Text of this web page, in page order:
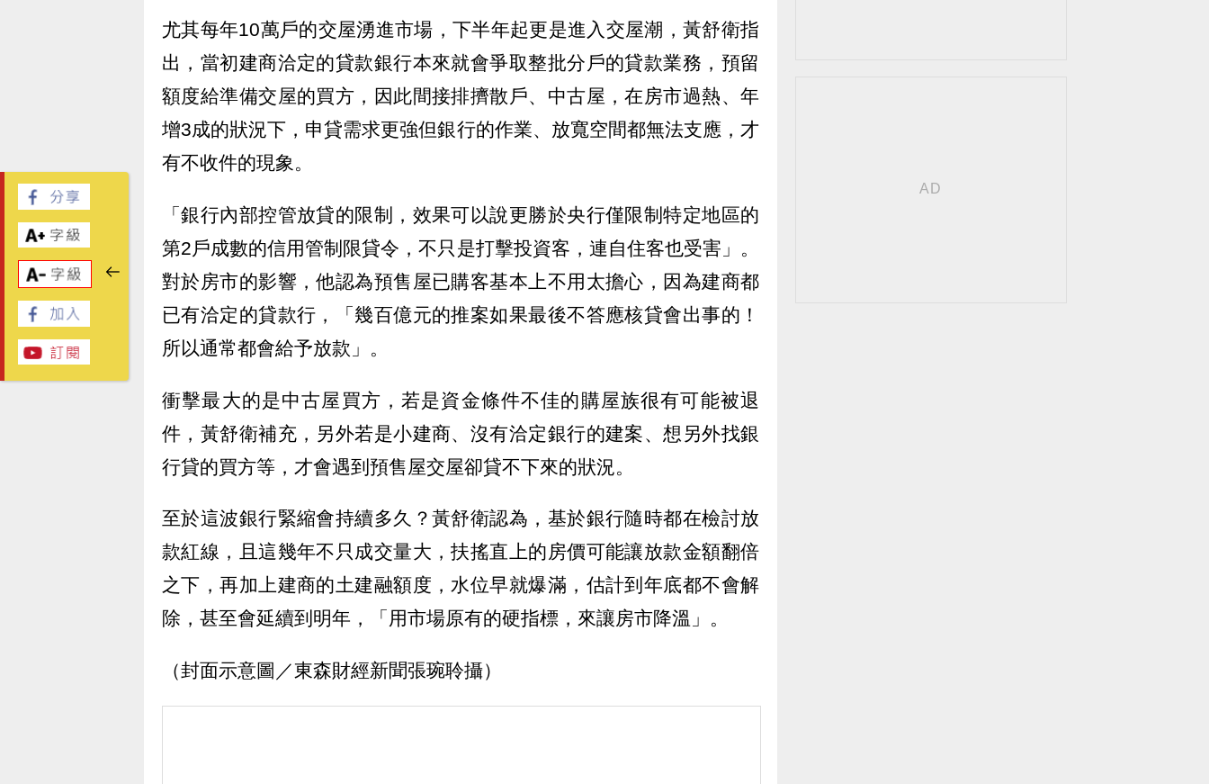
尤其每年10萬戶的交屋湧進市場，下半年起更是進入交屋潮，黃舒衛指
出，當初建商洽定的貸款銀行本來就會爭取整批分戶的貸款業務，預留
額度給準備交屋的買方，因此間接排擠散戶、中古屋，在房市過熱、年
增3成的狀況下，申貸需求更強但銀行的作業、放寬空間都無法支應，才
有不收件的現象。
「銀行內部控管放貸的限制，效果可以說更勝於央行僅限制特定地區的
第2戶成數的信用管制限貸令，不只是打擊投資客，連自住客也受害」。
對於房市的影響，他認為預售屋已購客基本上不用太擔心，因為建商都
已有洽定的貸款行，「幾百億元的推案如果最後不答應核貸會出事的！
所以通常都會給予放款」。
衝擊最大的是中古屋買方，若是資金條件不佳的購屋族很有可能被退
件，黃舒衛補充，另外若是小建商、沒有洽定銀行的建案、想另外找銀
行貸的買方等，才會遇到預售屋交屋卻貸不下來的狀況。
至於這波銀行緊縮會持續多久？黃舒衛認為，基於銀行隨時都在檢討放
款紅線，且這幾年不只成交量大，扶搖直上的房價可能讓放款金額翻倍
之下，再加上建商的土建融額度，水位早就爆滿，估計到年底都不會解
除，甚至會延續到明年，「用市場原有的硬指標，來讓房市降溫」。
（封面示意圖／東森財經新聞張琬聆攝）